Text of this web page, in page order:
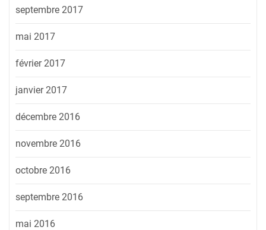
septembre 2017
mai 2017
février 2017
janvier 2017
décembre 2016
novembre 2016
octobre 2016
septembre 2016
mai 2016